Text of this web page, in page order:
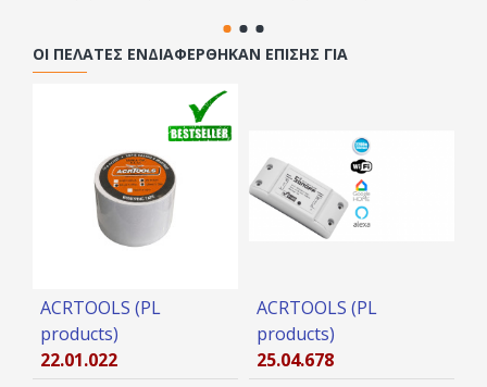
ΟΙ ΠΕΛΆΤΕΣ ΕΝΔΙΑΦΈΡΘΗΚΑΝ ΕΠΊΣΗΣ ΓΙΑ
ACRTOOLS (PL
products)
22.01.022
ACRTOOLS (PL
products)
25.04.678